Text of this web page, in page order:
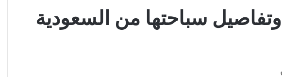
سباحتها من السعودية